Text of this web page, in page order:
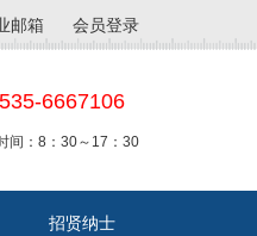
邮箱 会员登录
6667106
间：8：30～17：30
招贤纳士